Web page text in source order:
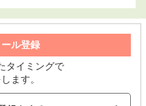
ル登録
タイミングで
ます。